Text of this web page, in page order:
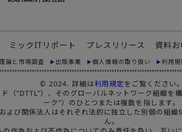
ミックITリポート プレスリリース 資料
論と市場調査 出版事業 個人情報の取り扱い 利用規
© 2024. 詳細は利用規定をご覧ください。
“DTTL”）、そのグローバルネットワーク組織を
ーク”）のひとつまたは複数を指します。
び関係法人はそれぞれ法的に独立した別個の組
ん。